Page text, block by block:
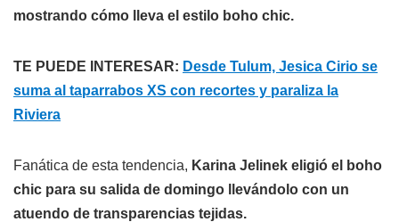
mostrando cómo lleva el estilo boho chic.
TE PUEDE INTERESAR: Desde Tulum, Jesica Cirio se
suma al taparrabos XS con recortes y paraliza la
Riviera
Fanática de esta tendencia, Karina Jelinek eligió el boho
chic para su salida de domingo llevándolo con un
atuendo de transparencias tejidas.